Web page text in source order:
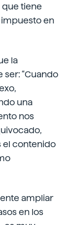
que tiene
en
la
“Cuando
una
nos
el contenido
ampliar
en los